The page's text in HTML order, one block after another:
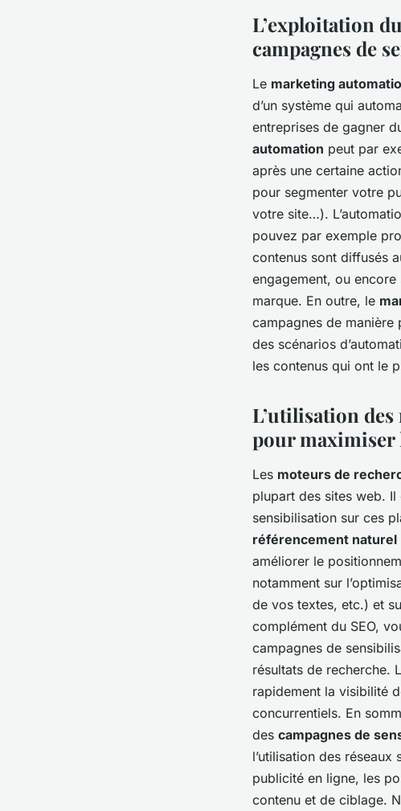
L’exploitation
campagnes de
Le marketing
d’un système qui
entreprises de gagner
automation peut par
après une certaine
pour segmenter votre
votre site…).
pouvez par exemple
contenus sont diffusés
engagement, ou
marque. En outre, le
campagnes de
des scénarios
les contenus qui ont le
L’utilisation
pour maximiser
Les moteurs de
plupart des sites web.
sensibilisation sur ces
référencement naturel
améliorer le
notamment sur
de vos textes, etc.) et
complément du SEO,
campagnes de
résultats de recherche.
rapidement la visibilité
concurrentiels. En
des campagnes de
l’utilisation des
publicité en ligne, les
contenu et de ciblage.